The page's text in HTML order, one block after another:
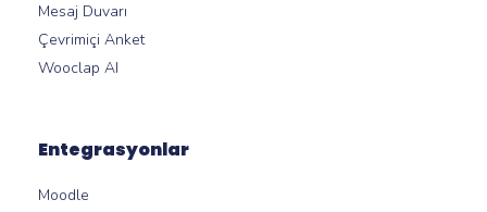
Mesaj Duvarı
Çevrimiçi Anket
Wooclap AI
Entegrasyonlar
Moodle